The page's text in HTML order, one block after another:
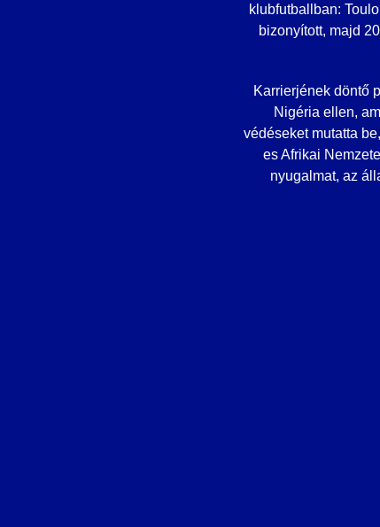
klubfutballban:
bizonyított, majd
Karrierjének döntő
Nigéria ellen,
védéseket mutatta
es Afrikai
nyugalmat, az